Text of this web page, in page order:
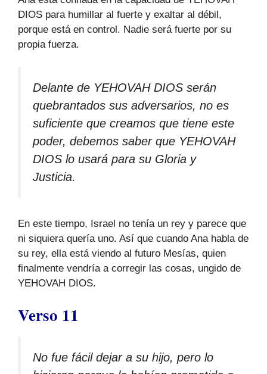
DIOS para humillar al fuerte y exaltar al débil,
porque está en control. Nadie será fuerte por su
propia fuerza.
Delante de YEHOVAH DIOS serán
quebrantados sus adversarios, no es
suficiente que creamos que tiene este
poder, debemos saber que YEHOVAH
DIOS lo usará para su Gloria y
Justicia.
En este tiempo, Israel no tenía un rey y parece que
ni siquiera quería uno. Así que cuando Ana habla de
su rey, ella está viendo al futuro Mesías, quien
finalmente vendría a corregir las cosas, ungido de
YEHOVAH DIOS.
Verso 11
No fue fácil dejar a su hijo, pero lo